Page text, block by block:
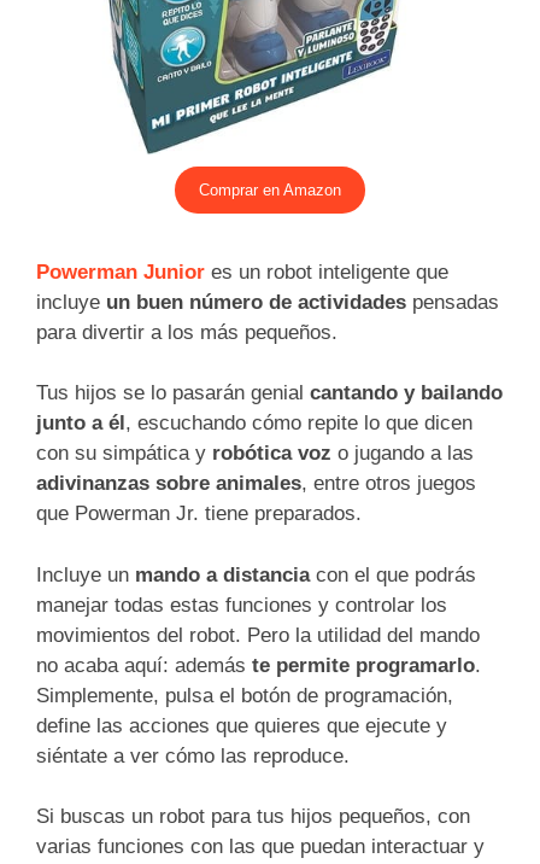
Comprar en Amazon
Powerman Junior es un robot inteligente que
incluye un buen número de actividades pensadas
para divertir a los más pequeños.
Tus hijos se lo pasarán genial cantando y bailando
junto a él, escuchando cómo repite lo que dicen
con su simpática y robótica voz o jugando a las
adivinanzas sobre animales, entre otros juegos
que Powerman Jr. tiene preparados.
Incluye un mando a distanciacon el que podrás
manejar todas estas funciones y controlar los
movimientos del robot. Pero la utilidad del mando
no acaba aquí: además te permite programarlo.
Simplemente, pulsa el botón de programación,
define las acciones que quieres que ejecute y
siéntate a ver cómo las reproduce.
Si buscas un robot para tus hijos pequeños, con
varias funciones con las que puedan interactuar y